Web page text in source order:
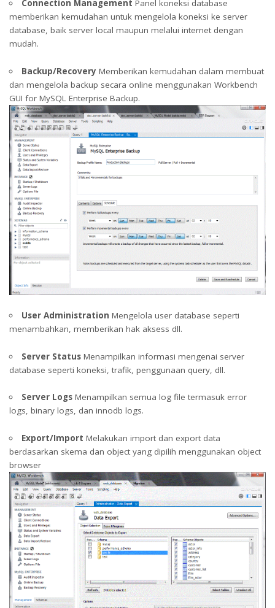
Connection Management Panel koneksi database
memberikan kemudahan untuk mengelola koneksi ke server
database, baik server local maupun melalui internet dengan
mudah.
Backup/Recovery Memberikan kemudahan dalam membuat
dan mengelola backup secara online menggunakan Workbench
GUI for MySQL Enterprise Backup.
User Administration Mengelola user database seperti
menambahkan, memberikan hak aksess dll.
Server StatusMenampilkan informasi mengenai server
database seperti koneksi, trafik, penggunaan query, dll.
Server LogsMenampilkan semua log file termasuk error
logs, binary logs, dan innodb logs.
Export/Import Melakukan import dan export data
berdasarkan skema dan object yang dipilih menggunakan object
browser